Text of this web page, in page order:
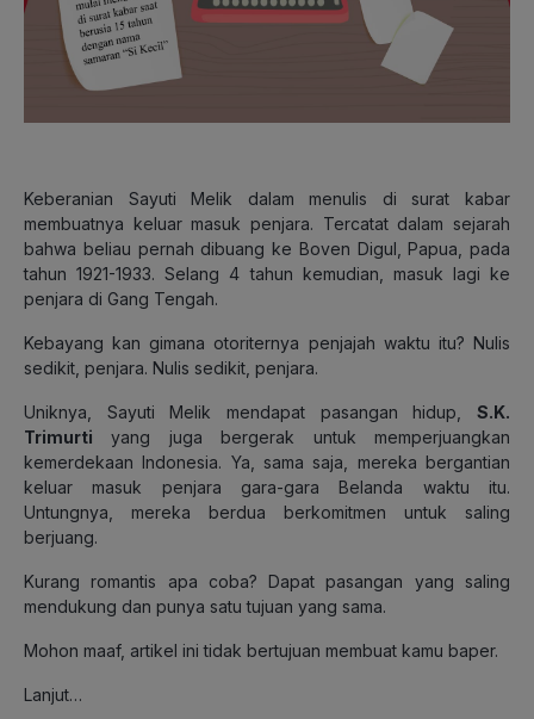
Keberanian Sayuti Melik dalam menulis di surat kabar
membuatnya keluar masuk penjara. Tercatat dalam sejarah
bahwa beliau pernah dibuang ke Boven Digul, Papua, pada
tahun 1921-1933. Selang 4 tahun kemudian, masuk lagi ke
penjara di Gang Tengah.
Kebayang kan gimana otoriternya penjajah waktu itu? Nulis
sedikit, penjara. Nulis sedikit, penjara.
Uniknya, Sayuti Melik mendapat pasangan hidup, S.K.
Trimurti yang juga bergerak untuk memperjuangkan
kemerdekaan Indonesia. Ya, sama saja, mereka bergantian
keluar masuk penjara gara-gara Belanda waktu itu.
Untungnya, mereka berdua berkomitmen untuk saling
berjuang.
Kurang romantis apa coba? Dapat pasangan yang saling
mendukung dan punya satu tujuan yang sama.
Mohon maaf, artikel ini tidak bertujuan membuat kamu baper.
Lanjut…